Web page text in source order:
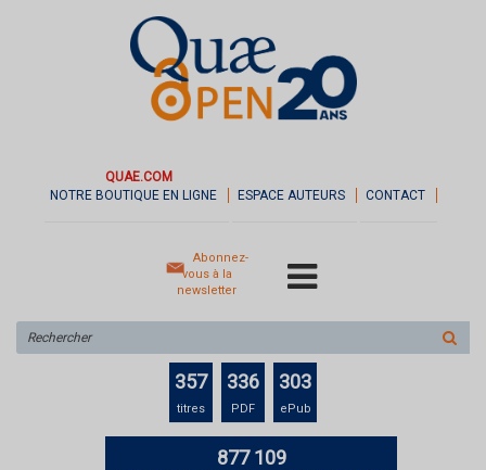
QUAE.COM
NOTRE BOUTIQUE EN LIGNE
ESPACE AUTEURS CONTACT
Abonnez-
vous à la
newsletter
sur
le
357
titres
336
PDF
303
ePub
877 109